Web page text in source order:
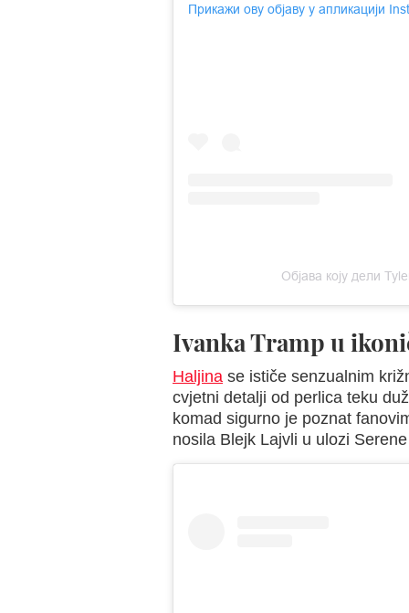
Прикажи ову објаву у апликацији
Објава коју дели
Ivanka Tramp u
Haljina se ističe senzualnim
cvjetni detalji od perlica teku
komad sigurno je poznat
nosila Blejk Lajvli u ulozi